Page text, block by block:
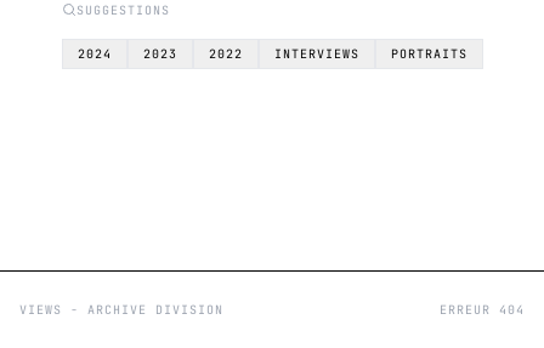
SUGGESTIONS
2024 2023 2022 INTERVIEWS PORTRAITS
VIEWS - ARCHIVE DIVISION ERREUR 404